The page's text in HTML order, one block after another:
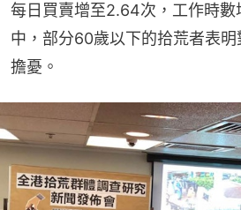
每日買賣增至2.64次，工作時
中，部分60歲以下的拾荒者表明
擔憂。